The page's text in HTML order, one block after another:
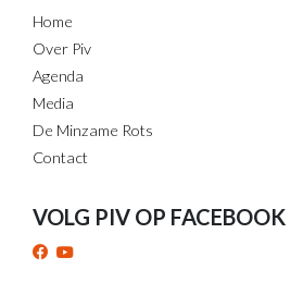
Home
Over Piv
Agenda
Media
De Minzame Rots
Contact
VOLG PIV OP FACEBOOK